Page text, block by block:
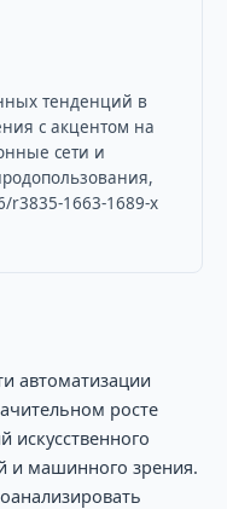
тенденций в
с акцентом на
сети и
r3835-1663-1689-x
автоматизации
росте
искусственного
и машинного зрения.